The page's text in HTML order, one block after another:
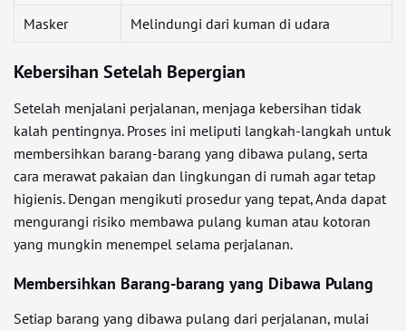
Masker Melindungi dari kuman di udara
Kebersihan Setelah Bepergian
Setelah menjalani perjalanan, menjaga kebersihan tidak
kalah pentingnya. Proses ini meliputi langkah-langkah untuk
membersihkan barang-barang yang dibawa pulang, serta
cara merawat pakaian dan lingkungan di rumah agar tetap
higienis. Dengan mengikuti prosedur yang tepat, Anda dapat
mengurangi risiko membawa pulang kuman atau kotoran
yang mungkin menempel selama perjalanan.
Membersihkan Barang-barang yang Dibawa Pulang
Setiap barang yang dibawa pulang dari perjalanan, mulai